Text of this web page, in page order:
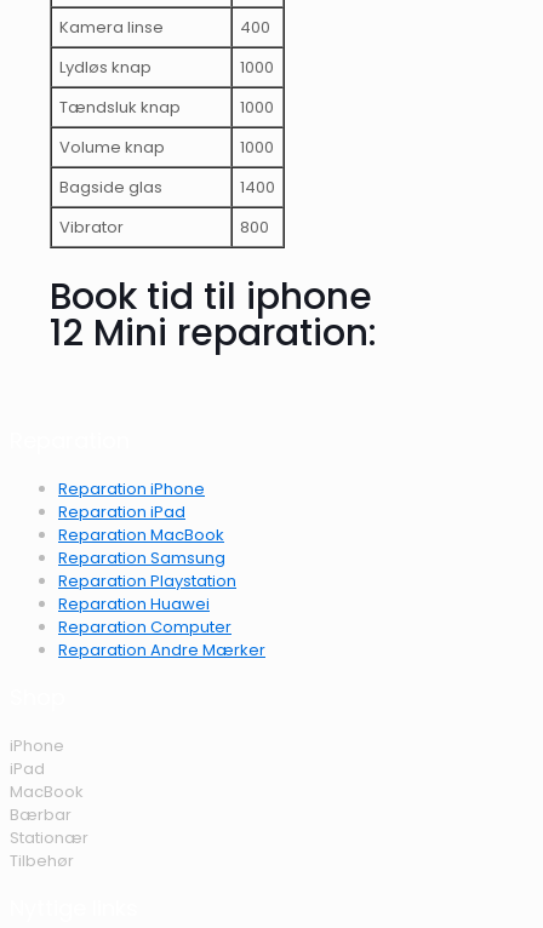
Kamera linse
400
Lydløs knap
1000
Tændsluk knap
1000
Volume knap
1000
Bagside glas
1400
Vibrator
800
Book tid til iphone
12 Mini reparation:
Reparation iPhone
Reparation iPad
Reparation MacBook
Reparation Samsung
Reparation Playstation
Reparation Huawei
Reparation Computer
Reparation Andre Mærker
iPhone
iPad
MacBook
Bærbar
Stationær
Tilbehør